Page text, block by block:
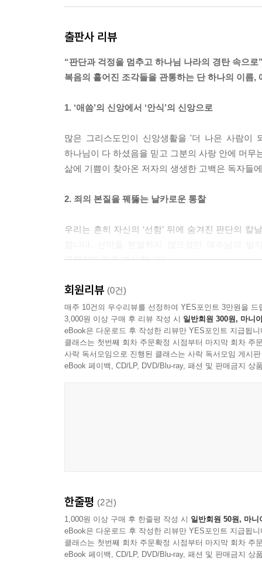
거룩한 낭비: 하나님을 가장 즐거워하는 능력 _171
하늘과 땅이 하나로 만나는 일상 _181
제8장 은혜의 절대 주권
하나님은 내게 나쁜 일을 행하지 않으신다 _198
인생에 나쁜 열매가 맺히지 않는 비결 _207
제9장 하나님과 걷는 모든 순간
인간의 무력을 뚫고 흐르는 전적인 은혜 _222
안식의 재발견: 경외심으로 회복되는 일상 _232
랑을 붙잡아 우리를 그분 곁으로 이끈다면, 하나
--- p.63
--- p.86
내가 인생의 왕좌에 앉는 순간, 삶은 삐걱거리기
심이 엄습합니다. 내 기준에 미치지 못하는 타인
--- p.93
빌라도는 ‘창을 든 자’를 의미합니다. 흥미롭게도
이렇게 이해되므로 빌라도에게 고난을 받으셨다
안식이란 ‘아무것도 하지 않는 상태’가 아니라, ‘
생명력으로 일상을 살아내는 것, 그리하여 나의
된 풍경입니다.
--- p.170
출판사 리뷰
“판단과 걱정을 멈추고 하나님 나라의 경탄 속으로
복음의 흩어진 조각들을 관통하는 단 하나의 이름,
1. ‘애씀’의 신앙에서 ‘안식’의 신앙으로
많은 그리스도인이 신앙생활을 '더 나은 사람이
하나님이 다 하셨음을 믿고 그분의 사랑 안에 머
삶에 기쁨이 찾아온 저자의 생생한 고백은 독자들
2. 죄의 본질을 꿰뚫는 날카로운 통찰
우리는 흔히 자신의 ‘선함’ 뒤에 숨겨진 판단의
구체적인 길을 제시합니다.
3. 하나님 나라 복음의 총체적 회복
구원은 단순히 천국행 티켓을 얻는 것이 아니라,
프롤로그부터 마지막 장까지 하나님 나라의 관점
경탄의 세계로 나아가게 돕습니다.
회원리뷰 (0건)
매주 10건의 우수리뷰를 선정하여 YES포인트 3만원을 드
3,000원 이상 구매 후 리뷰 작성 시 일반회원 300원, 마니
eBook은 다운로드 후 작성한 리뷰만 YES포인트 지급됩니
클래스는 첫번째 회차 주문확정 시점부터 마지막 회차 주
사락 독서모임으로 진행된 클래스는 사락 독서모임 게시
eBook 페이백, CD/LP, DVD/Blu-ray, 패션 및 판매금지 상
한줄평 (2건)
1,000원 이상 구매 후 한줄평 작성 시 일반회원 50원, 마니
eBook은 다운로드 후 작성한 리뷰만 YES포인트 지급됩니
클래스는 첫번째 회차 주문확정 시점부터 마지막 회차 주
eBook 페이백, CD/LP, DVD/Blu-ray, 패션 및 판매금지 상